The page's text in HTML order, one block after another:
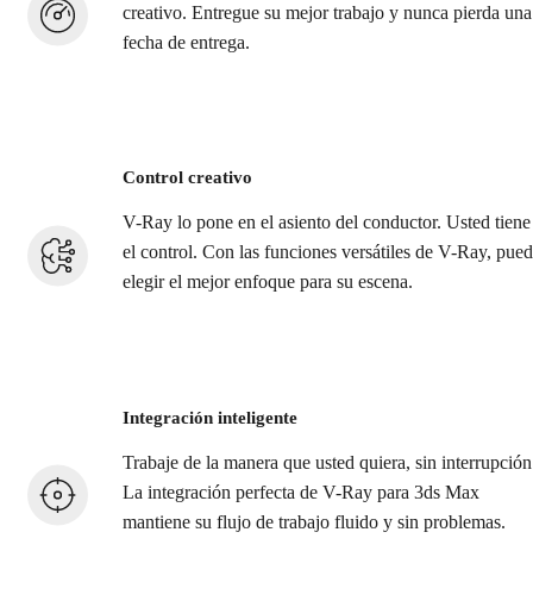
creativo. Entregue su mejor trabajo y nunca pierda una
fecha de entrega.
Control creativo
V-Ray lo pone en el asiento del conductor. Usted tiene
el control. Con las funciones versátiles de V-Ray,
elegir el mejor enfoque para su escena.
Integración inteligente
Trabaje de la manera que usted quiera, sin
La integración perfecta de V-Ray para 3ds Max
mantiene su flujo de trabajo fluido y sin problemas.